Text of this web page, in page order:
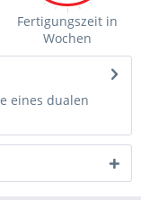
Fertigungszeit in
Wochen
eines dualen